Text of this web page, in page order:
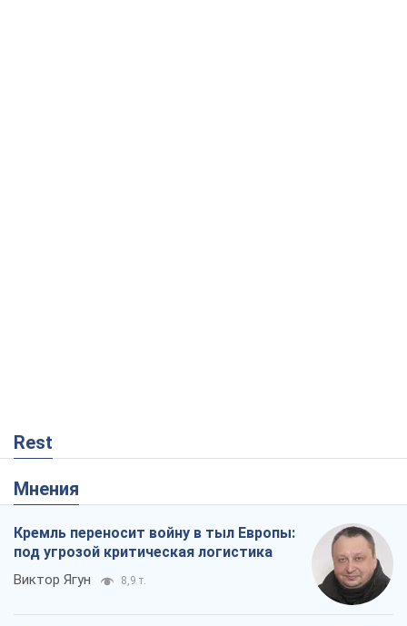
Rest
Мнения
Кремль переносит войну в тыл Европы:
под угрозой критическая логистика
Виктор Ягун 8,9 т.